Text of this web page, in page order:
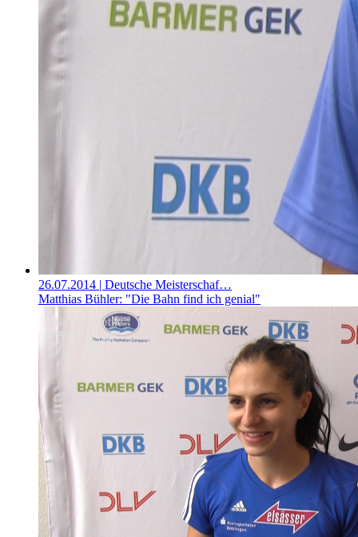
26.07.2014 | Deutsche Meisterschaf…
Matthias Bühler: "Die Bahn find ich genial"